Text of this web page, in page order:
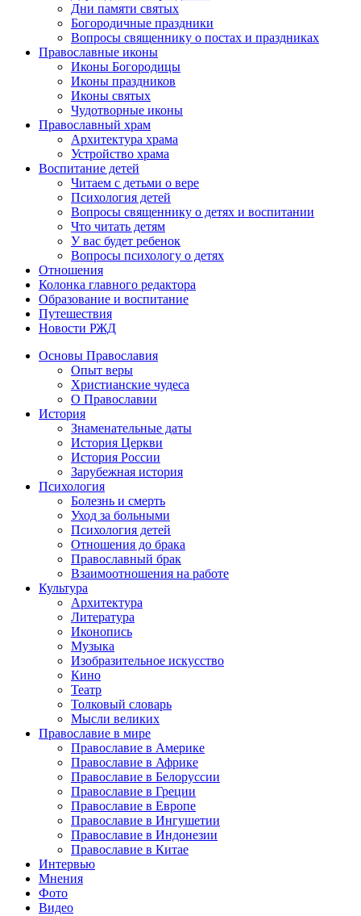
Дни памяти святых
Богородичные праздники
Вопросы священнику о постах и праздниках
Православные иконы
Иконы Богородицы
Иконы праздников
Иконы святых
Чудотворные иконы
Православный храм
Архитектура храма
Устройство храма
Воспитание детей
Читаем с детьми о вере
Психология детей
Вопросы священнику о детях и воспитании
Что читать детям
У вас будет ребенок
Вопросы психологу о детях
Отношения
Колонка главного редактора
Образование и воспитание
Путешествия
Новости РЖД
Основы Православия
Опыт веры
Христианские чудеса
О Православии
История
Знаменательные даты
История Церкви
История России
Зарубежная история
Психология
Болезнь и смерть
Уход за больными
Психология детей
Отношения до брака
Православный брак
Взаимоотношения на работе
Культура
Архитектура
Литература
Иконопись
Музыка
Изобразительное искусство
Кино
Театр
Толковый словарь
Мысли великих
Православие в мире
Православие в Америке
Православие в Африке
Православие в Белоруссии
Православие в Греции
Православие в Европе
Православие в Ингушетии
Православие в Индонезии
Православие в Китае
Интервью
Мнения
Фото
Видео